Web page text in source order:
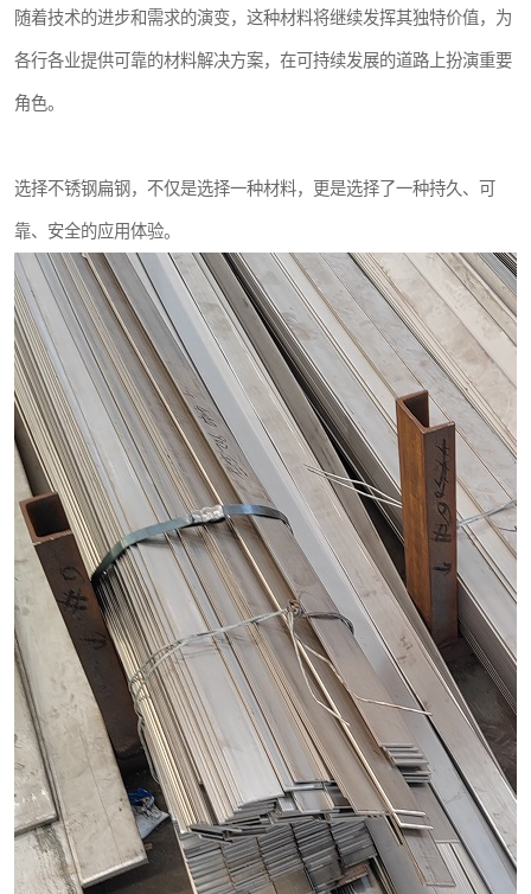
随着技术的进步和需求的演变，这种材料将继续发挥其独特价值，为
各行各业提供可靠的材料解决方案，在可持续发展的道路上扮演重要
角色。
选择不锈钢扁钢，不仅是选择一种材料，更是选择了一种持久、可
靠、安全的应用体验。